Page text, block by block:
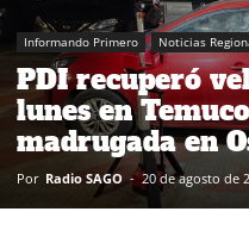
Informando Primero Noticias
PDI recuperó
lunes en
madrugada en
Por Radio SAGO - 20 de agosto de